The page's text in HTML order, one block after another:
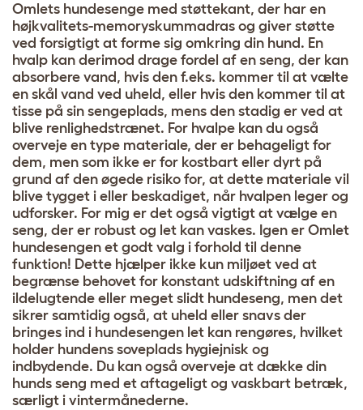
Omlets hundesenge med støttekant, der har en
højkvalitets-memoryskummadras og giver støtte
ved forsigtigt at forme sig omkring din hund. En
hvalp kan derimod drage fordel af en seng, der kan
absorbere vand, hvis den f.eks. kommer til at vælte
en skål vand ved uheld, eller hvis den kommer til at
tisse på sin sengeplads, mens den stadig er ved at
blive renlighedstrænet. For hvalpe kan du også
overveje en type materiale, der er behageligt for
dem, men som ikke er for kostbart eller dyrt på
grund af den øgede risiko for, at dette materiale vil
blive tygget i eller beskadiget, når hvalpen leger og
udforsker. For mig er det også vigtigt at vælge en
seng, der er robust og let kan vaskes. Igen er Omlet
hundesengen et godt valg i forhold til denne
funktion! Dette hjælper ikke kun miljøet ved at
begrænse behovet for konstant udskiftning af en
ildelugtende eller meget slidt hundeseng, men det
sikrer samtidig også, at uheld eller snavs der
bringes ind i hundesengen let kan rengøres, hvilket
holder hundens soveplads hygiejnisk og
indbydende. Du kan også overveje at dække din
hunds seng med et aftageligt og vaskbart betræk,
særligt i vintermånederne.